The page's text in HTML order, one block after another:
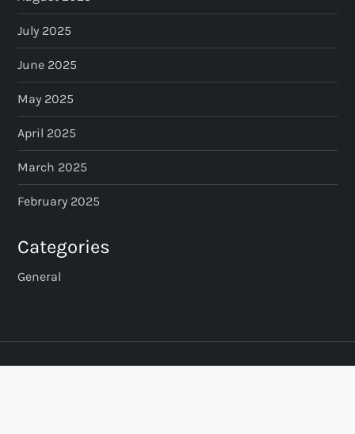
July 2025
June 2025
May 2025
April 2025
March 2025
February 2025
Categories
General